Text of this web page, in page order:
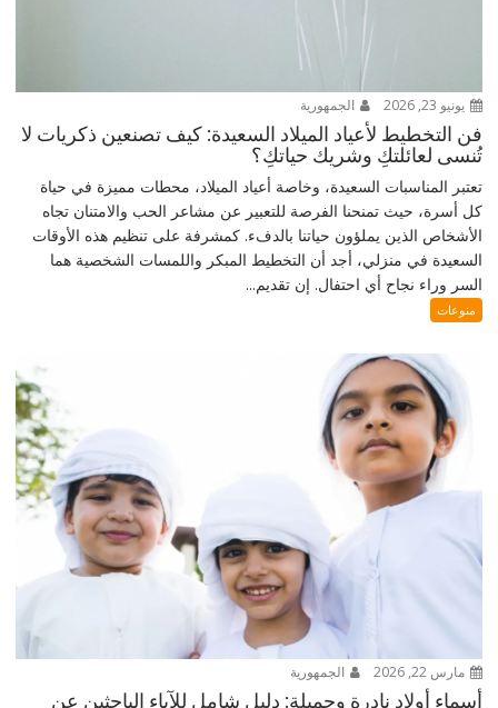
يونيو 23, 2026 الجمهورية
فن التخطيط لأعياد الميلاد السعيدة: كيف تصنعين ذكريات لا
تُنسى لعائلتكِ وشريك حياتكِ؟
تعتبر المناسبات السعيدة، وخاصة أعياد الميلاد، محطات مميزة في حياة
كل أسرة، حيث تمنحنا الفرصة للتعبير عن مشاعر الحب والامتنان تجاه
الأشخاص الذين يملؤون حياتنا بالدفء. كمشرفة على تنظيم هذه الأوقات
السعيدة في منزلي، أجد أن التخطيط المبكر واللمسات الشخصية هما
السر وراء نجاح أي احتفال. إن تقديم...
منوعات
مارس 22, 2026 الجمهورية
أسماء أولاد نادرة وجميلة: دليل شامل للآباء الباحثين عن